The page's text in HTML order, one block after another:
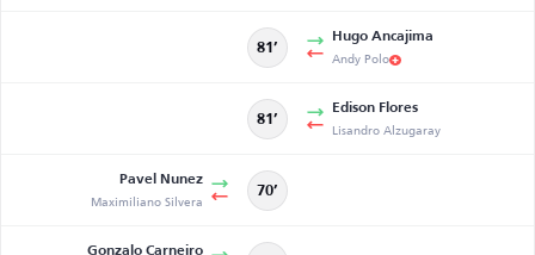
81’
Hugo Ancajima
Andy Polo
81’
Edison Flores
Lisandro Alzugaray
Pavel Nunez
Maximiliano Silvera 70’
Gonzalo Carneiro